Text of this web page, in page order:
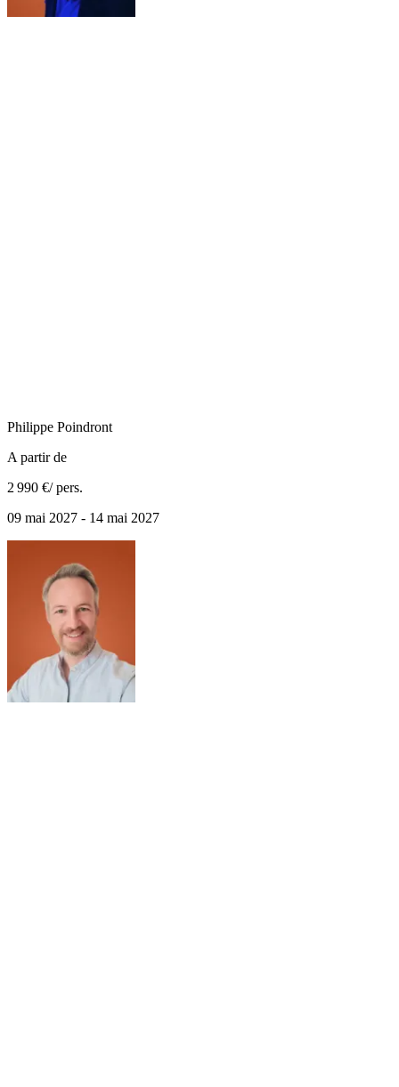
Philippe Poindront
A partir de
2 990 €/ pers.
09 mai 2027 - 14 mai 2027